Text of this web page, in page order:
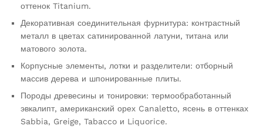
оттенок Titanium.
Декоративная соединительная фурнитура: контрастный
металл в цветах сатинированной латуни, титана или
матового золота.
Корпусные элементы, лотки и разделители: отборный
массив дерева и шпонированные плиты.
Породы древесины и тонировки: термообработанный
эвкалипт, американский орех Canaletto, ясень в оттенках
Sabbia, Greige, Tabacco и Liquorice.